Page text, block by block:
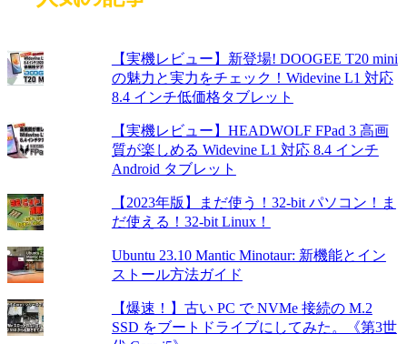
【実機レビュー】新登場! DOOGEE T20 mini
の魅力と実力をチェック！Widevine L1 対応
8.4 インチ低価格タブレット
【実機レビュー】HEADWOLF FPad 3 高画
質が楽しめる Widevine L1 対応 8.4 インチ
Android タブレット
【2023年版】まだ使う！32-bit パソコン！ま
だ使える！32-bit Linux！
Ubuntu 23.10 Mantic Minotaur: 新機能とイン
ストール方法ガイド
【爆速！】古い PC で NVMe 接続の M.2
SSD をブートドライブにしてみた。《第3世